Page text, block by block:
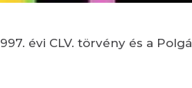
évi CLV. törvény és a